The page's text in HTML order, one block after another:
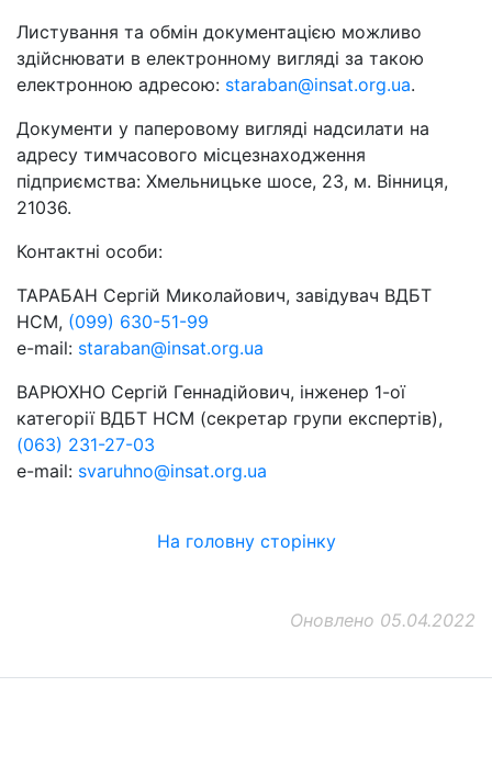
Листування та обмін документацією можливо
здійснювати в електронному вигляді за такою
електронною адресою: staraban@insat.org.ua.
Документи у паперовому вигляді надсилати на
адресу тимчасового місцезнаходження
підприємства: Хмельницьке шосе, 23, м. Вінниця,
21036.
Контактні особи:
ТАРАБАН Сергій Миколайович, завідувач ВДБТ
НСМ, (099) 630-51-99
e-mail: staraban@insat.org.ua
ВАРЮХНО Сергій Геннадійович, інженер 1-ої
категорії ВДБТ НСМ (секретар групи експертів),
(063) 231-27-03
e-mail: svaruhno@insat.org.ua
На головну сторінку
Оновлено 05.04.2022